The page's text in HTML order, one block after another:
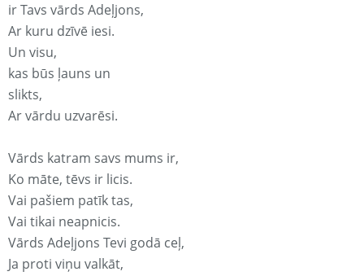
ir Tavs vārds Adeļjons,
Ar kuru dzīvē iesi.
Un visu,
kas būs ļauns un
slikts,
Ar vārdu uzvarēsi.
Vārds katram savs mums ir,
Ko māte, tēvs ir licis.
Vai pašiem patīk tas,
Vai tikai neapnicis.
Vārds Adeļjons Tevi godā ceļ,
Ja proti viņu valkāt,